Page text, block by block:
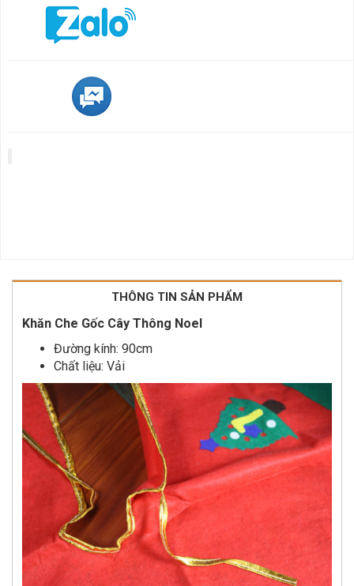
THÔNG TIN SẢN PHẨM
Khăn Che Gốc Cây Thông Noel
Đường kính: 90cm
Chất liệu: Vải